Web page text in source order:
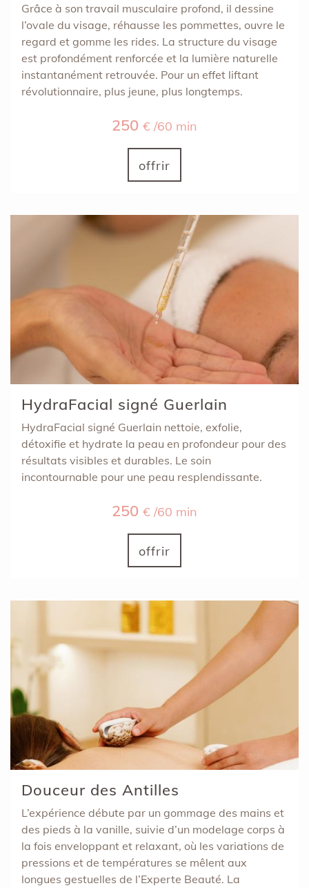
Grâce à son travail musculaire profond, il dessine
l’ovale du visage, réhausse les pommettes, ouvre le
regard et gomme les rides. La structure du visage
est profondément renforcée et la lumière naturelle
instantanément retrouvée. Pour un effet liftant
révolutionnaire, plus jeune, plus longtemps.
250 € /60 min
offrir
HydraFacial signé Guerlain
HydraFacial signé Guerlain nettoie, exfolie,
détoxifie et hydrate la peau en profondeur pour des
résultats visibles et durables. Le soin
incontournable pour une peau resplendissante.
250 € /60 min
offrir
Douceur des Antilles
L’expérience débute par un gommage des mains et
des pieds à la vanille, suivie d’un modelage corps à
la fois enveloppant et relaxant, où les variations de
pressions et de températures se mêlent aux
longues gestuelles de l’Experte Beauté. La